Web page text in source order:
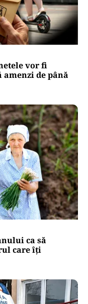
vor fi
de până
ca să
care îți